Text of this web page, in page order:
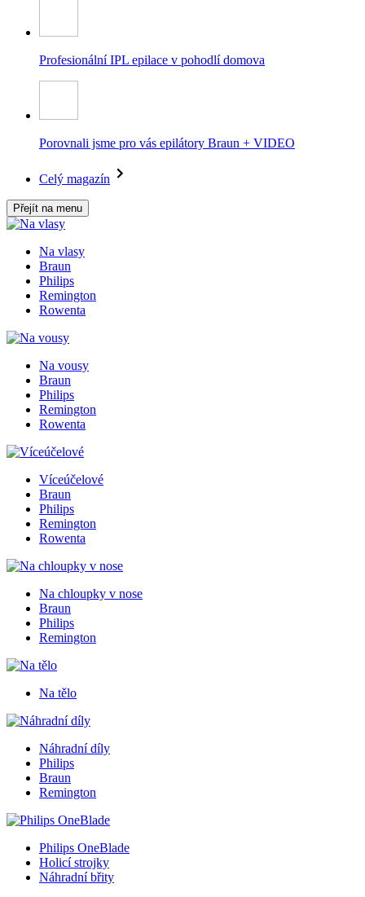
Profesionální IPL epilace v pohodlí domova
Porovnali jsme pro vás epilátory Braun + VIDEO
Celý magazín
Přejít na menu
Na vlasy
Braun
Philips
Remington
Rowenta
Na vousy
Braun
Philips
Remington
Rowenta
Víceúčelové
Braun
Philips
Remington
Rowenta
Na chloupky v nose
Braun
Philips
Remington
Na tělo
Náhradní díly
Philips
Braun
Remington
Philips OneBlade
Holicí strojky
Náhradní břity